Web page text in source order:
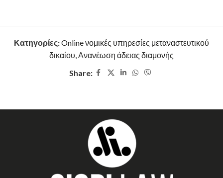
Κατηγορίες:Online νομικές υπηρεσίες μεταναστευτικού
δικαίου,Ανανέωση άδειας διαμονής
Share: